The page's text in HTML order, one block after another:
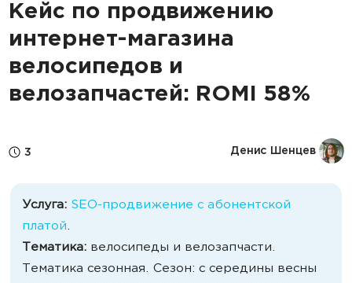
Кейс по продвижению
интернет-магазина
велосипедов и
велозапчастей: ROMI 58%
3 Денис Шенцев
Услуга: SEO-продвижение с абонентской
платой.
Тематика: велосипеды и велозапчасти.
Тематика сезонная. Сезон: с середины весны